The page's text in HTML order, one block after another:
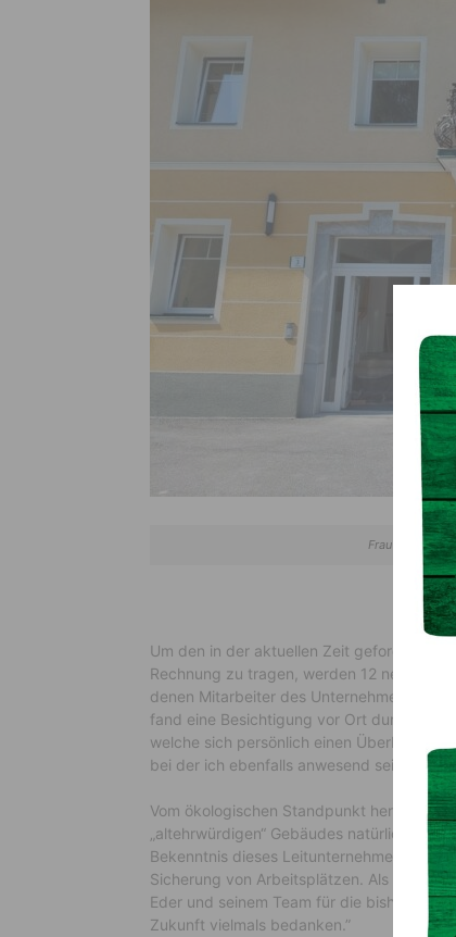
Frau Direktorin
Um den in der aktuellen Zeit geforderten
Rechnung zu tragen, werden 12 neue
denen Mitarbeiter des Unternehmens
fand eine Besichtigung vor Ort durch die
welche sich persönlich einen Überblick
bei der ich ebenfalls anwesend sein durfte.
Vom ökologischen Standpunkt her ist die
„altehrwürdigen“ Gebäudes natürlich
Bekenntnis dieses Leitunternehmens zu
Sicherung von Arbeitsplätzen. Als
Eder und seinem Team für die bisherige
Zukunft vielmals bedanken.”